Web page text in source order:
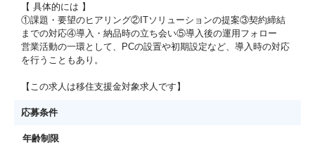
【 具体的には 】
①課題・要望のヒアリング②ITソリューションの提案③契約締結
までの対応④導入・納品時の立ち会い⑤導入後の運用フォロー
営業活動の一環として、PCの設置や初期設定など、導入時の対応
を行うこともあり。
【この求人は移住支援金対象求人です】
応募条件
年齢制限